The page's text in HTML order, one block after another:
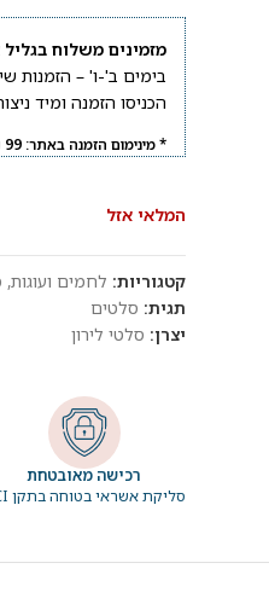
מזמינים משלוח בגליל
בימים ב'-ו' – הזמנות שיבוצעו עד
הכניסו הזמנה ומיד
* מינימום הזמנה באתר: 99 ₪.
המלאי אזל
קטגוריות: לחמים ועוגות,
תגית: סלטים
יצרן: סלטי לירון
רכישה מאובטחת
סליקת אשראי בטוחה בתקן PCI